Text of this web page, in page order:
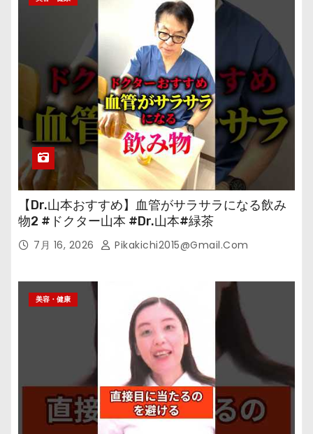
【Dr.山本おすすめ】血管がサラサラになる飲み
物2 #ドクター山本 #Dr.山本#緑茶
7月 16, 2026 Pikakichi2015@gmail.com
美容・健康